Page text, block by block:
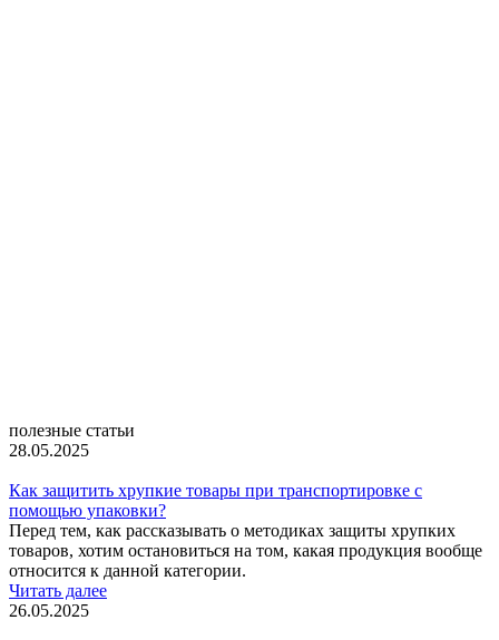
полезные статьи
28.05.2025
Как защитить хрупкие товары при транспортировке с
помощью упаковки?
Перед тем, как рассказывать о методиках защиты хрупких
товаров, хотим остановиться на том, какая продукция вообще
относится к данной категории.
Читать далее
26.05.2025